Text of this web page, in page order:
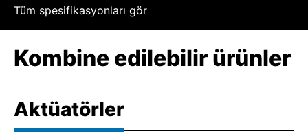
Tüm spesifikasyonları gör
Kombine edilebilir ürünler
Aktüatörler